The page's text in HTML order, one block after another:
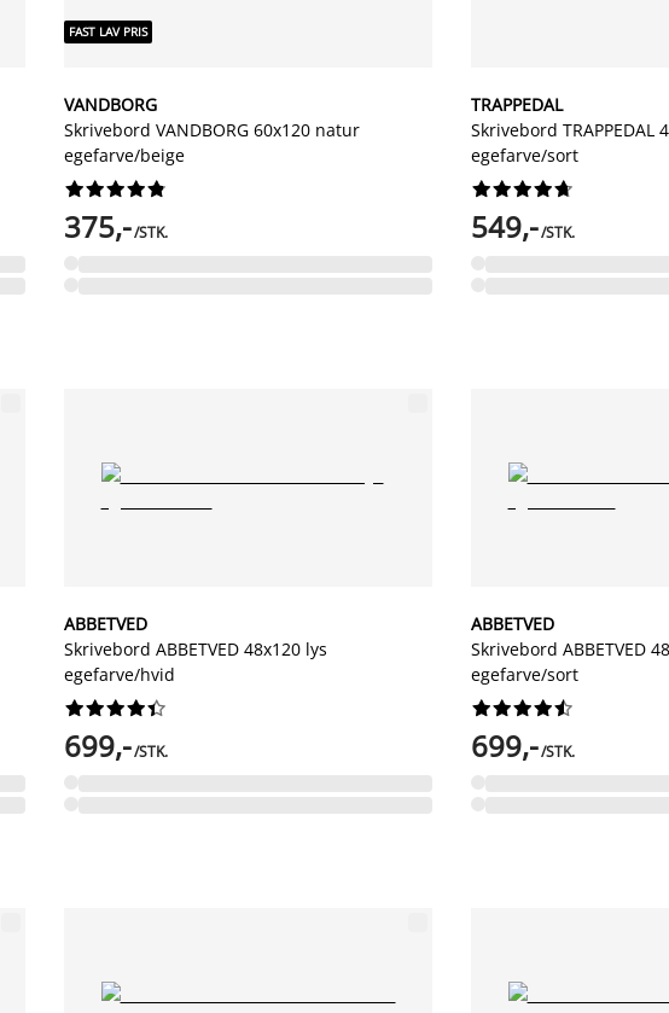
FAST LAV PRIS
VANDBORG
Skrivebord VANDBORG 60x120 natur
egefarve/beige






375,-/STK.
TRAPPEDAL
Skrivebord TRAPPEDAL
egefarve/sort






549,-/STK.
ABBETVED
Skrivebord ABBETVED 48x120 lys
egefarve/hvid






699,-/STK.
ABBETVED
Skrivebord ABBETVED
egefarve/sort






699,-/STK.